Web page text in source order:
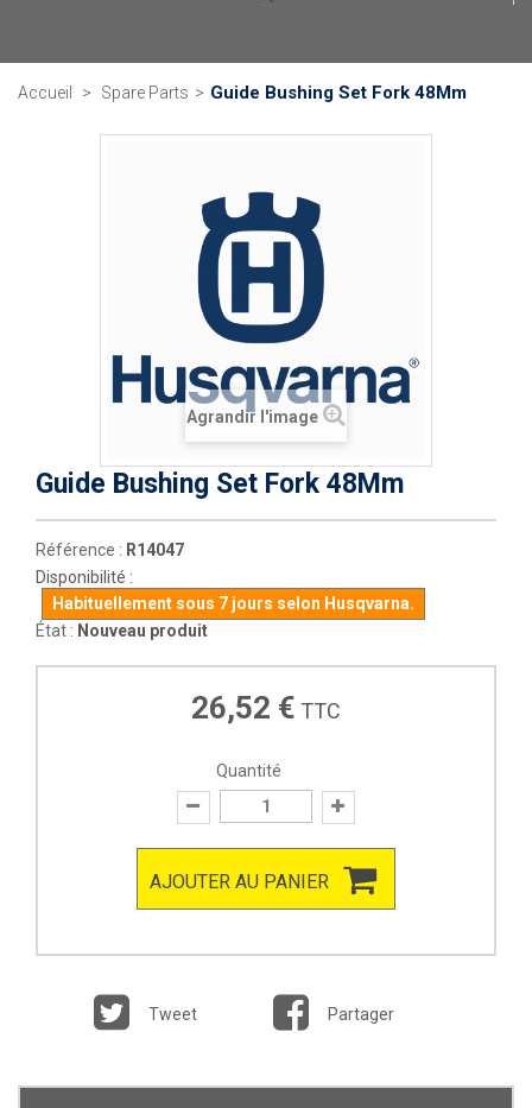
Accueil > Spare Parts > Guide Bushing Set Fork 48Mm
Agrandir l'image
Guide Bushing Set Fork 48Mm
Référence : R14047
Disponibilité :
Habituellement sous 7 jours selon Husqvarna.
État : Nouveau produit
26,52 € TTC
Quantité
AJOUTER AU PANIER
Tweet Partager